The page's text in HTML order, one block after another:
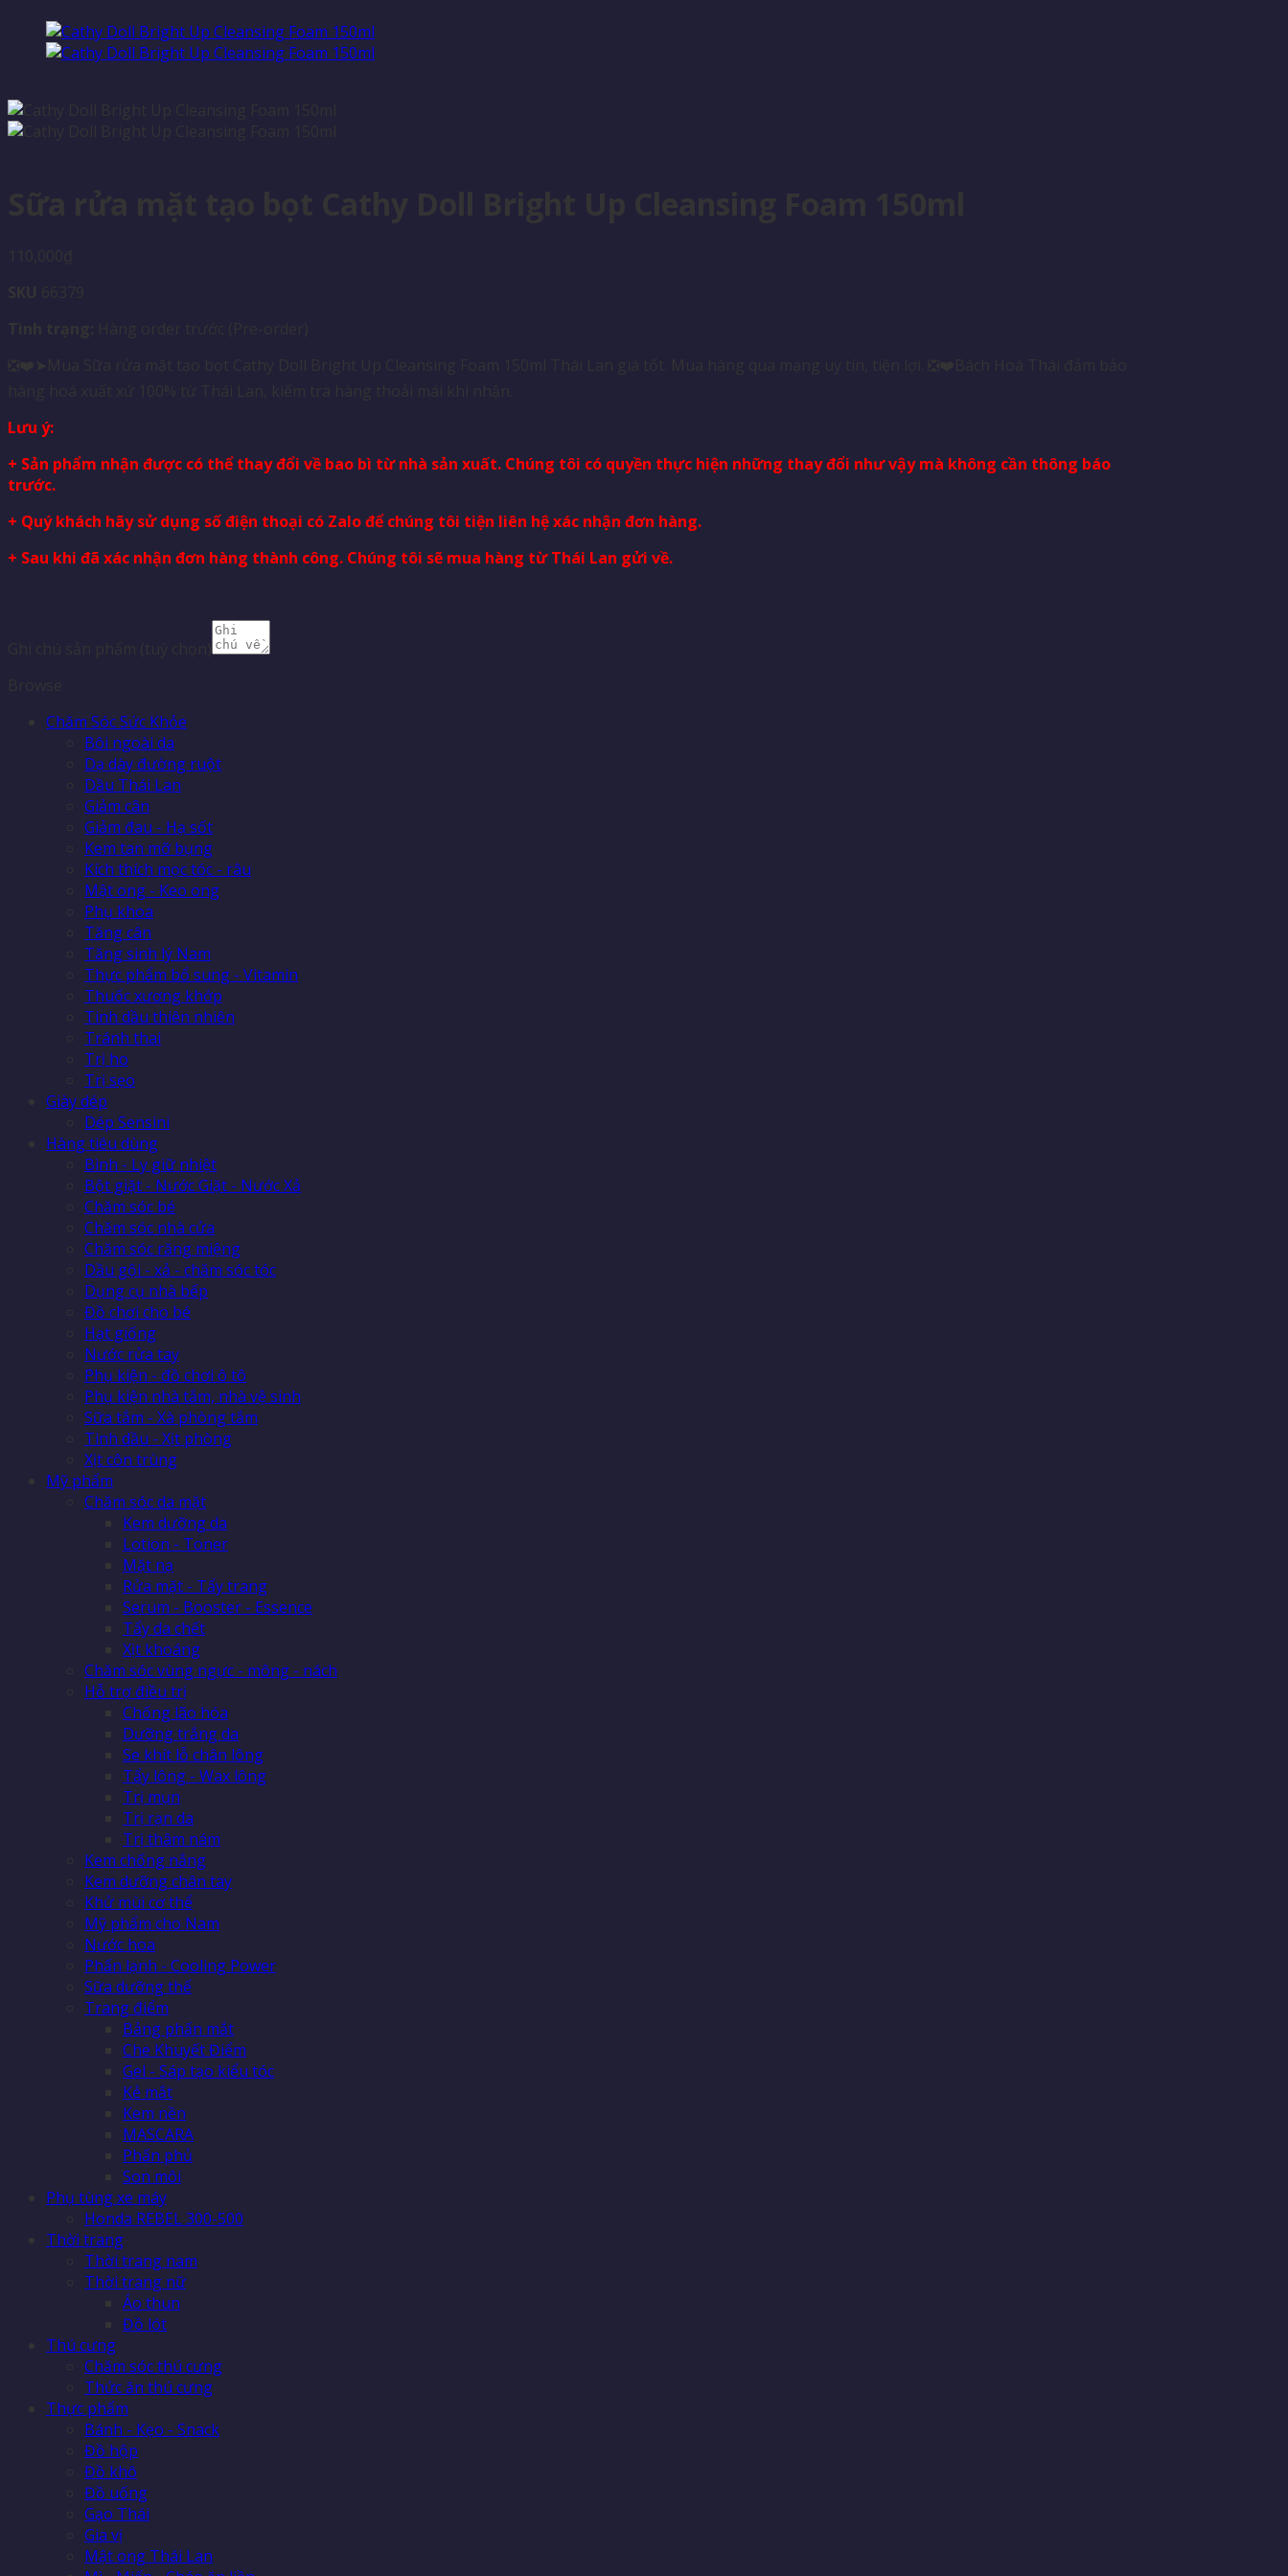
Lưu ý:
+ Sản phẩm nhận được có thể thay đổi về bao bì từ nhà sản xuất. Chúng tôi có quyền thực hiện những thay đổi như vậy mà không cần thông báo
trước.
+ Quý khách hãy sử dụng số điện thoại có Zalo để chúng tôi tiện liên hệ xác nhận đơn hàng.
+ Sau khi đã xác nhận đơn hàng thành công. Chúng tôi sẽ mua hàng từ Thái Lan gửi về.
Chăm Sóc Sức Khỏe
Bôi ngoài da
Dạ dày đường ruột
Dầu Thái Lan
Giảm cân
Giảm đau - Hạ sốt
Kem tan mỡ bụng
Kích thích mọc tóc - râu
Mật ong - Keo ong
Phụ khoa
Tăng cân
Tăng sinh lý Nam
Thực phẩm bổ sung - Vitamin
Thuốc xương khớp
Tinh dầu thiên nhiên
Tránh thai
Trị ho
Trị sẹo
Giày dép
Dép Sensini
Hàng tiêu dùng
Bình - Ly giữ nhiệt
Bột giặt - Nước Giặt - Nước Xả
Chăm sóc bé
Chăm sóc nhà cửa
Chăm sóc răng miệng
Dầu gội - xả - chăm sóc tóc
Dụng cụ nhà bếp
Đồ chơi cho bé
Hạt giống
Nước rửa tay
Phụ kiện - đồ chơi ô tô
Phụ kiện nhà tắm, nhà vệ sinh
Sữa tắm - Xà phòng tắm
Tinh dầu - Xịt phòng
Xịt côn trùng
Mỹ phẩm
Chăm sóc da mặt
Kem dưỡng da
Lotion - Toner
Mặt nạ
Rửa mặt - Tẩy trang
Serum - Booster - Essence
Tẩy da chết
Xịt khoáng
Chăm sóc vùng ngực - mông - nách
Hỗ trợ điều trị
Chống lão hóa
Dưỡng trắng da
Se khít lỗ chân lông
Tẩy lông - Wax lông
Trị mụn
Trị rạn da
Trị thâm nám
Kem chống nắng
Kem dưỡng chân tay
Khử mùi cơ thể
Mỹ phẩm cho Nam
Nước hoa
Phấn lạnh - Cooling Power
Sữa dưỡng thể
Trang điểm
Bảng phấn mắt
Che Khuyết Điểm
Gel - Sáp tạo kiểu tóc
Kẻ mắt
Kem nền
MASCARA
Phấn phủ
Son môi
Phụ tùng xe máy
Honda REBEL 300-500
Thời trang
Thời trang nam
Thời trang nữ
Áo thun
Đồ lót
Thú cưng
Chăm sóc thú cưng
Thức ăn thú cưng
Thực phẩm
Bánh - Kẹo - Snack
Đồ hộp
Đồ khô
Đồ uống
Gạo Thái
Gia vị
Mật ong Thái Lan